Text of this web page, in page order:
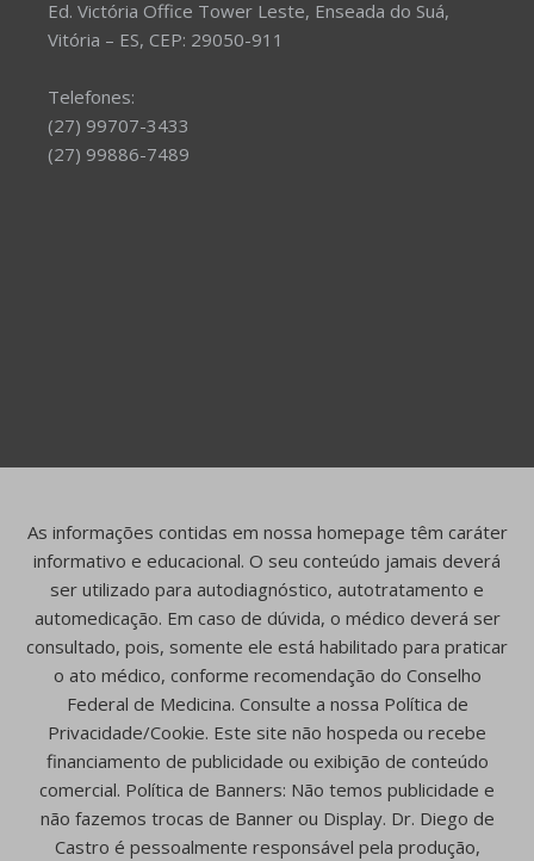
Ed. Victória Office Tower Leste, Enseada do Suá,
Vitória – ES, CEP: 29050-911
Telefones:
(27) 99707-3433
(27) 99886-7489
As informações contidas em nossa homepage têm caráter
informativo e educacional. O seu conteúdo jamais deverá
ser utilizado para autodiagnóstico, autotratamento e
automedicação. Em caso de dúvida, o médico deverá ser
consultado, pois, somente ele está habilitado para praticar
o ato médico, conforme recomendação do Conselho
Federal de Medicina. Consulte a nossa Política de
Privacidade/Cookie. Este site não hospeda ou recebe
financiamento de publicidade ou exibição de conteúdo
comercial. Política de Banners: Não temos publicidade e
não fazemos trocas de Banner ou Display. Dr. Diego de
Castro é pessoalmente responsável pela produção,